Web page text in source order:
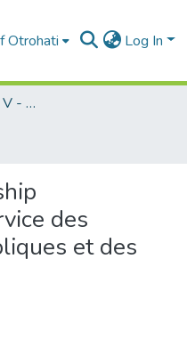
Otrohati Log In
Université Mohammed V - Rabat
des
et des